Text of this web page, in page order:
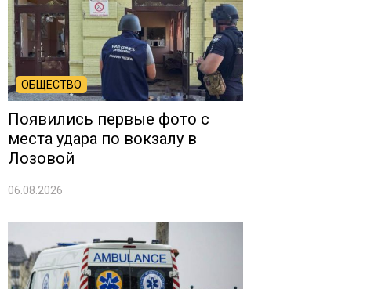
ОБЩЕСТВО
Появились первые фото с
места удара по вокзалу в
Лозовой
06.08.2026